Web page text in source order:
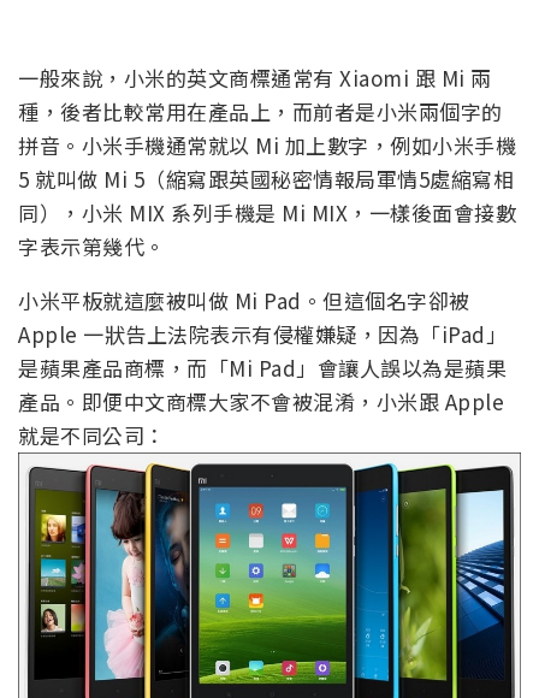
一般來說，小米的英文商標通常有 Xiaomi 跟 Mi 兩
種，後者比較常用在產品上，而前者是小米兩個字的
拼音。小米手機通常就以 Mi 加上數字，例如小米手機
5 就叫做 Mi 5（縮寫跟英國秘密情報局軍情5處縮寫相
同），小米 MIX 系列手機是 Mi MIX，一樣後面會接數
字表示第幾代。
小米平板就這麼被叫做 Mi Pad。但這個名字卻被
Apple 一狀告上法院表示有侵權嫌疑，因為「iPad」
是蘋果產品商標，而「Mi Pad」會讓人誤以為是蘋果
產品。即便中文商標大家不會被混淆，小米跟 Apple
就是不同公司：